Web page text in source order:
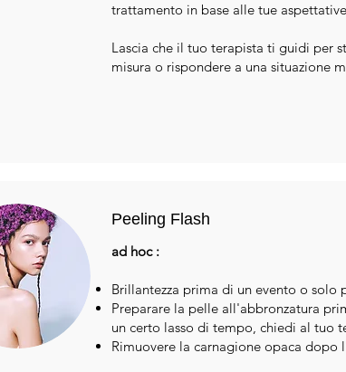
trattamento in base alle tue
Lascia che il tuo terapista ti guidi per
misura o rispondere a una situazione
Peeling Flash
ad hoc :
Brillantezza prima di un evento o solo
Preparare la pelle all'abbronzatura
un certo lasso di tempo, chiedi al tuo
Rimuovere la carnagione opaca dopo